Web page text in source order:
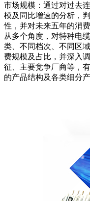
市场规模：通过对过去
模及同比增速的分析，
性，并对未来五年的消
从多个角度，对特种电
类、不同档次、不同区
费规模及占比，并深入
征、主要竞争厂商等，
的产品结构及各类细分